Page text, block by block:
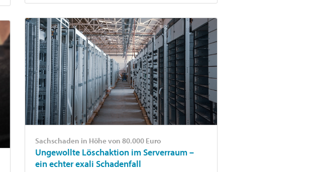
Sachschaden in Höhe von 80.000 Euro
Ungewollte Löschaktion im Serverraum –
ein echter exali Schadenfall